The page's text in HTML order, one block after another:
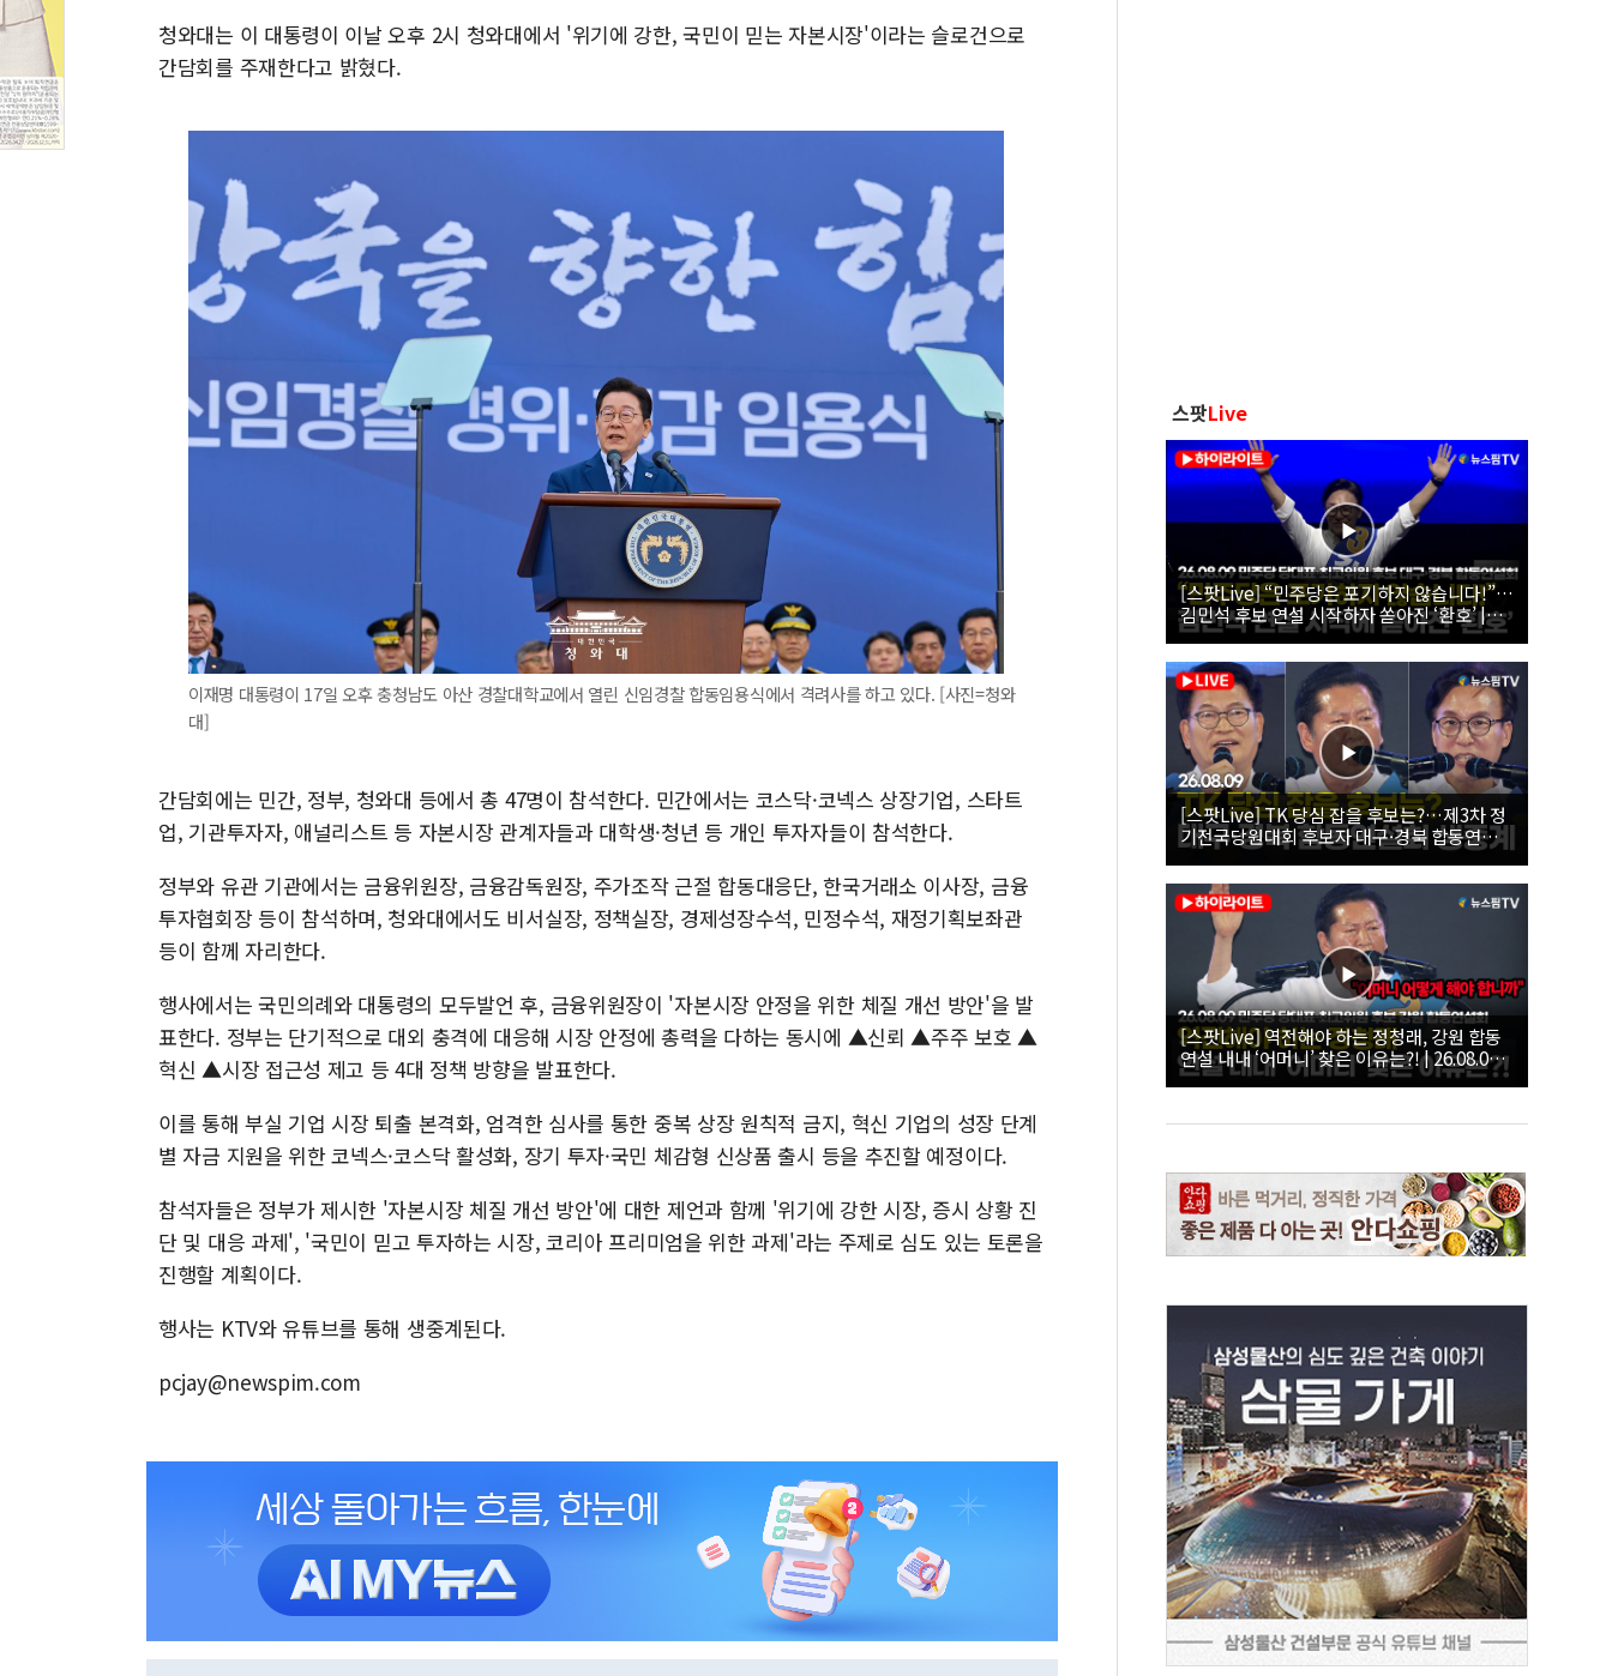
청와대는 이 대통령이 이날 오후 2시 청와대에서 '위기에 강한, 국민이 믿는 자본시장'이라는 슬로건으로
간담회를 주재한다고 밝혔다.
이재명 대통령이 17일 오후 충청남도 아산 경찰대학교에서 열린 신임경찰 합동임용식에서 격려사를 하고 있다. [사진=청와
대]
간담회에는 민간, 정부, 청와대 등에서 총 47명이 참석한다. 민간에서는 코스닥·코넥스 상장기업, 스타트
업, 기관투자자, 애널리스트 등 자본시장 관계자들과 대학생·청년 등 개인 투자자들이 참석한다.
정부와 유관 기관에서는 금융위원장, 금융감독원장, 주가조작 근절 합동대응단, 한국거래소 이사장, 금융
투자협회장 등이 참석하며, 청와대에서도 비서실장, 정책실장, 경제성장수석, 민정수석, 재정기획보좌관
등이 함께 자리한다.
행사에서는 국민의례와 대통령의 모두발언 후, 금융위원장이 '자본시장 안정을 위한 체질 개선 방안'을 발
표한다. 정부는 단기적으로 대외 충격에 대응해 시장 안정에 총력을 다하는 동시에 ▲신뢰 ▲주주 보호 ▲
혁신 ▲시장 접근성 제고 등 4대 정책 방향을 발표한다.
이를 통해 부실 기업 시장 퇴출 본격화, 엄격한 심사를 통한 중복 상장 원칙적 금지, 혁신 기업의 성장 단계
별 자금 지원을 위한 코넥스·코스닥 활성화, 장기 투자·국민 체감형 신상품 출시 등을 추진할 예정이다.
참석자들은 정부가 제시한 '자본시장 체질 개선 방안'에 대한 제언과 함께 '위기에 강한 시장, 증시 상황 진
단 및 대응 과제', '국민이 믿고 투자하는 시장, 코리아 프리미엄을 위한 과제'라는 주제로 심도 있는 토론을
진행할 계획이다.
행사는 KTV와 유튜브를 통해 생중계된다.
pcjay@newspim.com
스팟Live
[스팟Live] “민주당은 포기하지 않습니다!”…
김민석 후보 연설 시작하자 쏟아진 ‘환호’ |
26.08.09 더불어민주당 당대표·최고위원 후
보 대구·경북 합동연설회
[스팟Live] TK 당심 잡을 후보는?…제3차 정
기전국당원대회 후보자 대구·경북 합동연설
회 생중계 | 26.08.09
[스팟Live] 역전해야 하는 정청래, 강원 합동
연설 내내 ‘어머니’ 찾은 이유는?! | 26.08.09
더불어민주당 당대표·최고위원 후보 강원 합